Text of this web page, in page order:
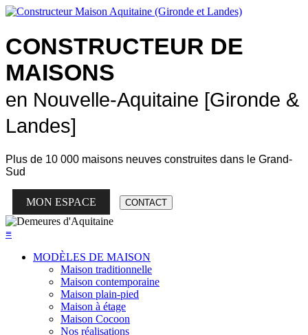
CONSTRUCTEUR DE
MAISONS
en Nouvelle-Aquitaine [Gironde &
Landes]
Plus de 10 000 maisons neuves construites dans le Grand-
Sud
MON ESPACE CONTACT
≡
MODÈLES DE MAISON
Maison traditionnelle
Maison contemporaine
Maison plain-pied
Maison à étage
Maison Cocoon
Nos réalisations